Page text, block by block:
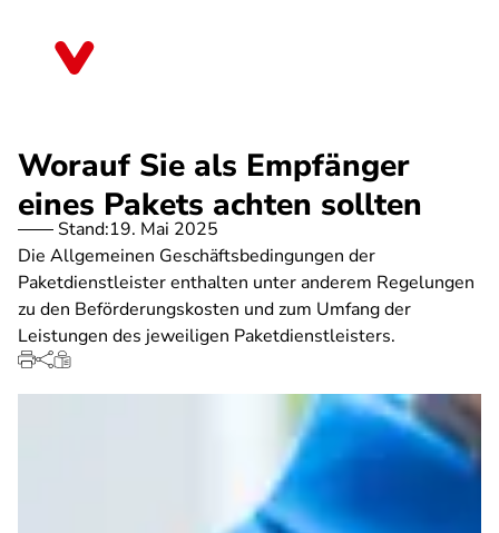
Worauf Sie als Empfänger
eines Pakets achten sollten
Stand:19. Mai 2025
Die Allgemeinen Geschäftsbedingungen der
Paketdienstleister enthalten unter anderem Regelungen
zu den Beförderungskosten und zum Umfang der
Leistungen des jeweiligen Paketdienstleisters.